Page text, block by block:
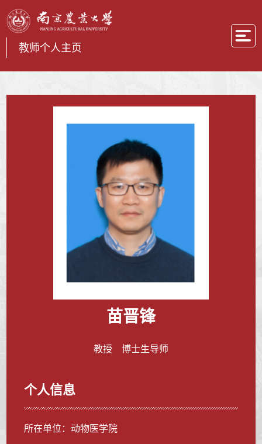
教师个人主页
苗晋锋
教授 博士生导师
个人信息
所在单位：动物医学院